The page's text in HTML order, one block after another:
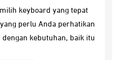
keyboard yang tepat
perlu Anda perhatikan
kebutuhan, baik itu